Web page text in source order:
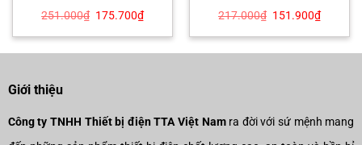
251.000₫ Giá
là:
175.700₫Giá
hiện
tại
175.700₫.
217.000₫ Giá
là:
151.900₫Giá
hiện
tại
Giới thiệu
Công ty TNHH Thiết bị điện TTA Việt Namra đời với sứ mệnh mang